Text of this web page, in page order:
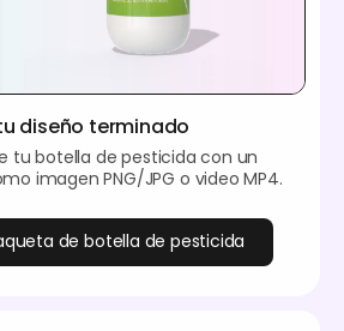
diseño terminado
tu botella de pesticida con un
imagen PNG/JPG o video MP4.
de botella de pesticida